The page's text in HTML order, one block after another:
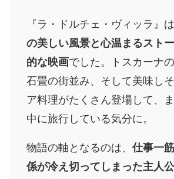
『ラ・ドルチェ・ヴィッラ』は
の美しい風景と心温まるスト
的な映画でした。トスカーナ
石畳の街並み、そして美味し
ア料理がたくさん登場して、
中に旅行している気分に。
物語の軸となるのは、仕事一
係が冷え切ってしまった主人